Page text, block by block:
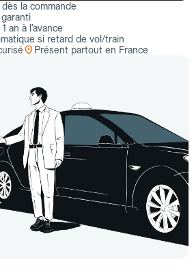
la commande
an à l’avance
si retard de vol/train
Présent partout en France